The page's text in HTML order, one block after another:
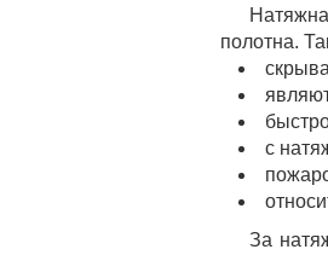
полотна.
с
За